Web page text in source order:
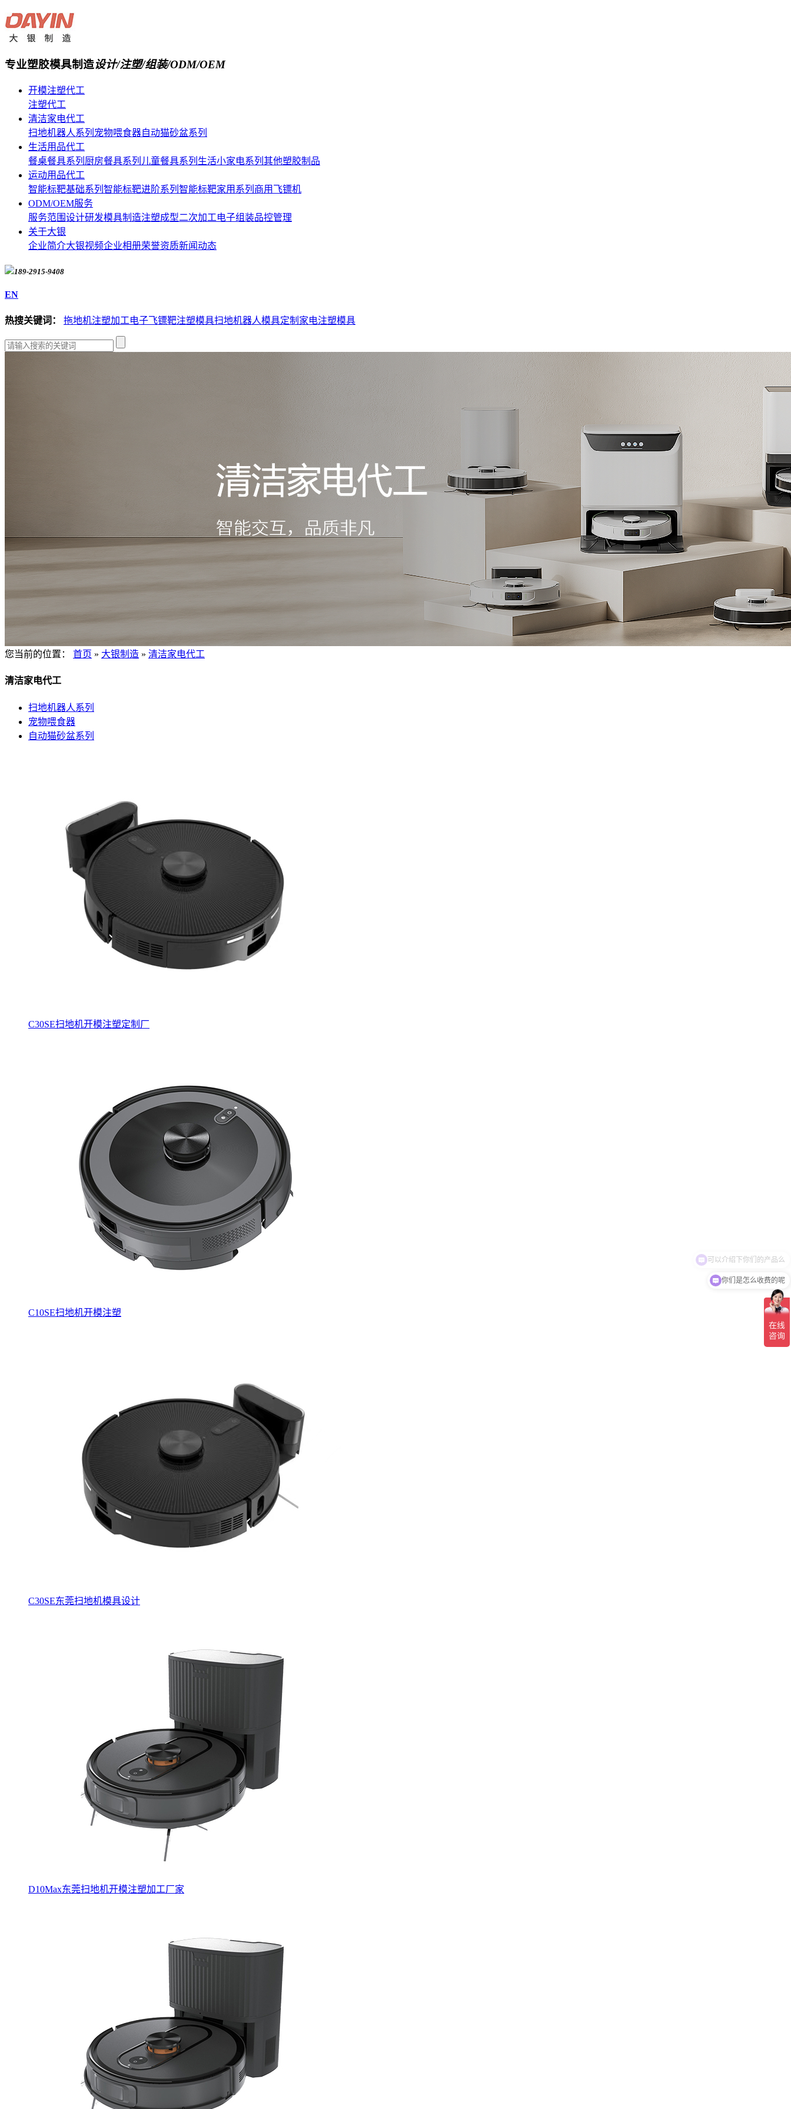
专业塑胶模具制造设计/注塑/组装/ODM/OEM
开模注塑代工
注塑代工
清洁家电代工
扫地机器人系列 宠物喂食器自动猫砂盆系列
生活用品代工
餐桌餐具系列 厨房餐具系列 儿童餐具系列 生活小家电系列 其他塑胶制品
运动用品代工
智能标靶基础系列 智能标靶进阶系列 智能标靶家用系列 商用飞镖机
ODM/OEM服务
服务范围设计研发模具制造注塑成型二次加工电子组装品控管理
关于大银
企业简介大银视频企业相册荣誉资质新闻动态
189-2915-9408
EN
热搜关键词： 拖地机注塑加工电子飞镖靶注塑模具扫地机器人模具定制 家电注塑模具
您当前的位置： 首页 » 大银制造 » 清洁家电代工
清洁家电代工
扫地机器人系列
宠物喂食器
自动猫砂盆系列
C30SE扫地机开模注塑定制厂
C10SE扫地机开模注塑
C30SE东莞扫地机模具设计
D10Max东莞扫地机开模注塑加工厂家
你们是怎么收费的呢